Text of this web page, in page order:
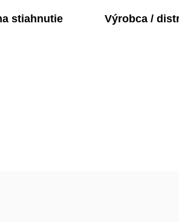
stiahnutie Výrobca /